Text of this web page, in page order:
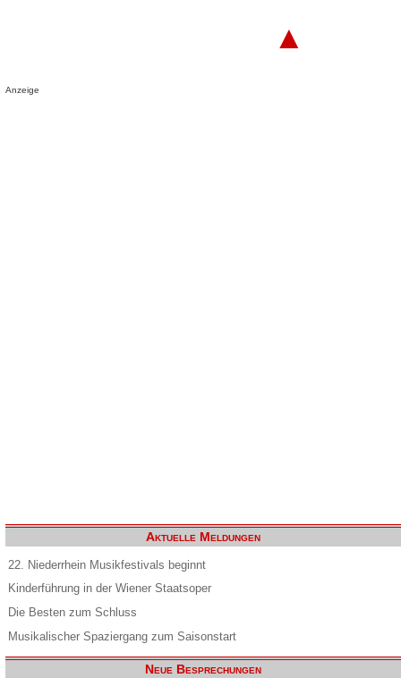
▲
Anzeige
Aktuelle Meldungen
22. Niederrhein Musikfestivals beginnt
Kinderführung in der Wiener Staatsoper
Die Besten zum Schluss
Musikalischer Spaziergang zum Saisonstart
Neue Besprechungen